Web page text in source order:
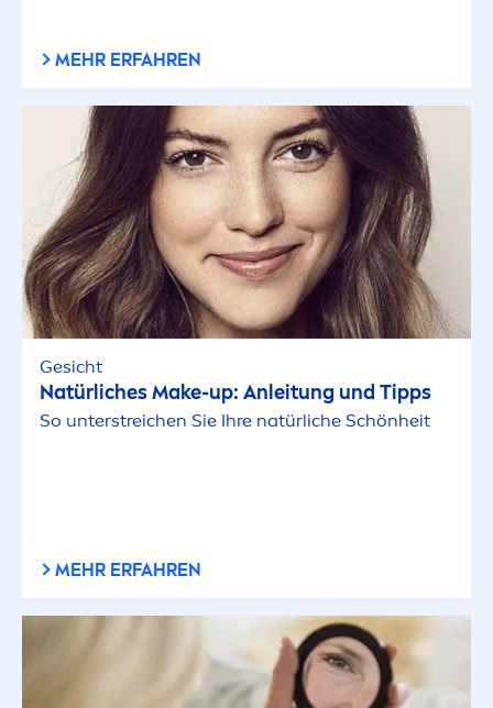
MEHR ERFAHREN
Gesicht
Natürliches Make-up: Anleitung und Tipps
So unterstreichen Sie Ihre natürliche Schönheit
MEHR ERFAHREN